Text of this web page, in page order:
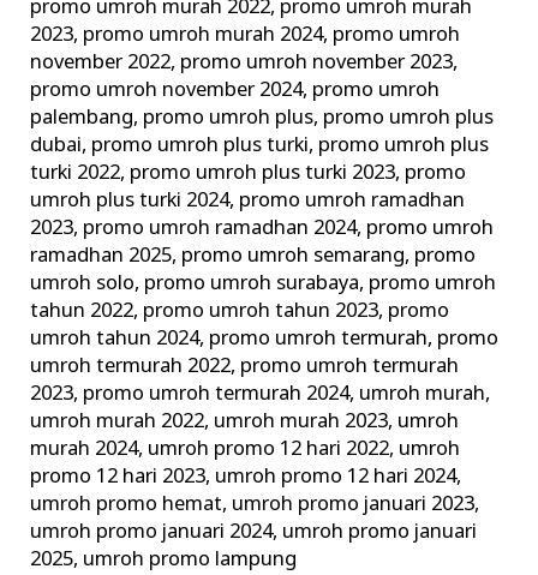
promo umroh murah 2022, promo umroh murah
2023, promo umroh murah 2024, promo umroh
november 2022, promo umroh november 2023,
promo umroh november 2024, promo umroh
palembang, promo umroh plus, promo umroh plus
dubai, promo umroh plus turki, promo umroh plus
turki 2022, promo umroh plus turki 2023, promo
umroh plus turki 2024, promo umroh ramadhan
2023, promo umroh ramadhan 2024, promo umroh
ramadhan 2025, promo umroh semarang, promo
umroh solo, promo umroh surabaya, promo umroh
tahun 2022, promo umroh tahun 2023, promo
umroh tahun 2024, promo umroh termurah, promo
umroh termurah 2022, promo umroh termurah
2023, promo umroh termurah 2024, umroh murah,
umroh murah 2022, umroh murah 2023, umroh
murah 2024, umroh promo 12 hari 2022, umroh
promo 12 hari 2023, umroh promo 12 hari 2024,
umroh promo hemat, umroh promo januari 2023,
umroh promo januari 2024, umroh promo januari
2025, umroh promo lampung